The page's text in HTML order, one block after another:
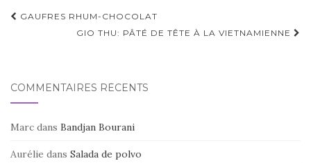
Navigation
d'article
GAUFRES RHUM-CHOCOLAT
GIO THU: PÂTÉ DE TÊTE À LA VIETNAMIENNE
COMMENTAIRES RÉCENTS
Marc dans Bandjan Bourani
Aurélie dans Salada de polvo